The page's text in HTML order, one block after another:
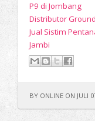
P9 di Jombang
Distributor
Jual Sistim
Jambi
BY ONLINE ON JULI